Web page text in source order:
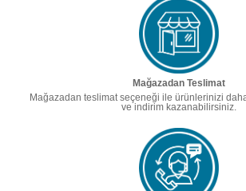
Mağazadan Teslimat
Mağazadan teslimat seçeneği ile ürünlerinizi
ve indirim kazanabilirsiniz.